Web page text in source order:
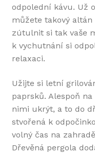
odpolední kávu. Už
můžete takový
zútulnit si tak vaše
k vychutnání si
relaxaci.
Užijte si letní
paprsků. Alespoň
nimi ukrýt, a to do
stvořená k
volný čas na
Dřevěná pergola